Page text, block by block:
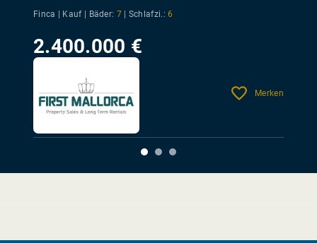
Finca | Kauf | Bäder: 7 Schlafzi.: 6
2.400.000 €
Merken